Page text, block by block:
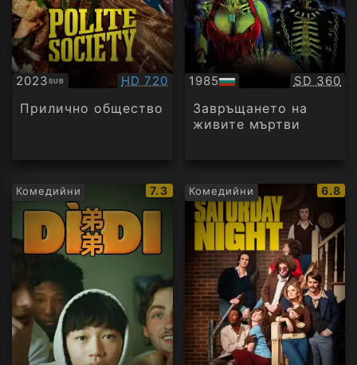
2023SUB
Субтитри Качество:
HD 720
Прилично общество
1985
БГ
аудио
SD 360
Завръщането на
живите мъртви
Комедийни
IMDb
рейтинг:
7.3 Комедийни
IMDb
6.8